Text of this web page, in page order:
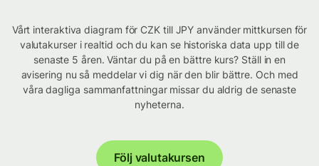
Vårt interaktiva diagram för CZK till JPY använder mittkursen för
valutakurser i realtid och du kan se historiska data upp till de
senaste 5 åren. Väntar du på en bättre kurs? Ställ in en
avisering nu så meddelar vi dig när den blir bättre. Och med
våra dagliga sammanfattningar missar du aldrig de senaste
nyheterna.
Följ valutakursen